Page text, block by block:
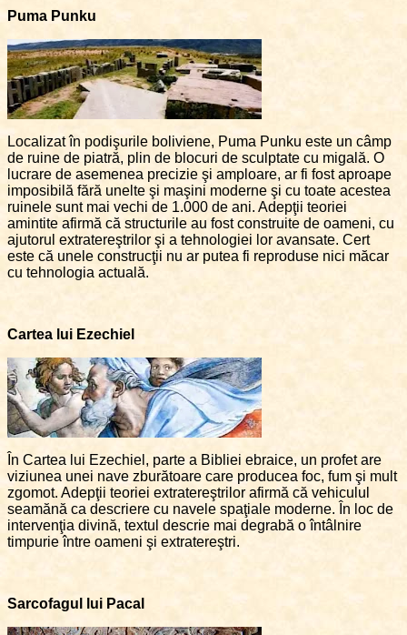
Puma Punku
Localizat în podişurile boliviene, Puma Punku este un câmp
de ruine de piatră, plin de blocuri de sculptate cu migală. O
lucrare de asemenea precizie şi amploare, ar fi fost aproape
imposibilă fără unelte şi maşini moderne şi cu toate acestea
ruinele sunt mai vechi de 1.000 de ani. Adepţii teoriei
amintite afirmă că structurile au fost construite de oameni, cu
ajutorul extratereştrilor şi a tehnologiei lor avansate. Cert
este că unele construcţii nu ar putea fi reproduse nici măcar
cu tehnologia actuală.
Cartea lui Ezechiel
În Cartea lui Ezechiel, parte a Bibliei ebraice, un profet are
viziunea unei nave zburătoare care producea foc, fum şi mult
zgomot. Adepţii teoriei extratereştrilor afirmă că vehiculul
seamănă ca descriere cu navele spaţiale moderne. În loc de
intervenţia divină, textul descrie mai degrabă o întâlnire
timpurie între oameni şi extratereştri.
Sarcofagul lui Pacal